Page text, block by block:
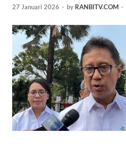
27 Januari 2026 - by RANBITV.COM -